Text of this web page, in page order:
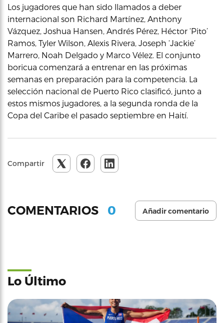
Los jugadores que han sido llamados a deber
internacional son Richard Martínez, Anthony
Vázquez, Joshua Hansen, Andrés Pérez, Héctor ‘Pito’
Ramos, Tyler Wilson, Alexis Rivera, Joseph ‘Jackie’
Marrero, Noah Delgado y Marco Vélez. El conjunto
boricua comenzará a entrenar en las próximas
semanas en preparación para la competencia. La
selección nacional de Puerto Rico clasificó, junto a
estos mismos jugadores, a la segunda ronda de la
Copa del Caribe el pasado septiembre en Haití.
Compartir
COMENTARIOS 0 Añadir comentario
Lo Último